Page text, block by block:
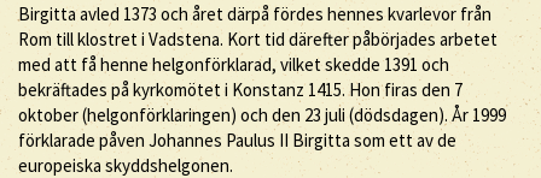
Birgitta avled 1373 och året därpå fördes hennes kvarlevor från
Rom till klostret i Vadstena. Kort tid därefter påbörjades arbetet
med att få henne helgonförklarad, vilket skedde 1391 och
bekräftades på kyrkomötet i Konstanz 1415. Hon firas den 7
oktober (helgonförklaringen) och den 23 juli (dödsdagen). År 1999
förklarade påven Johannes Paulus II Birgitta som ett av de
europeiska skyddshelgonen.